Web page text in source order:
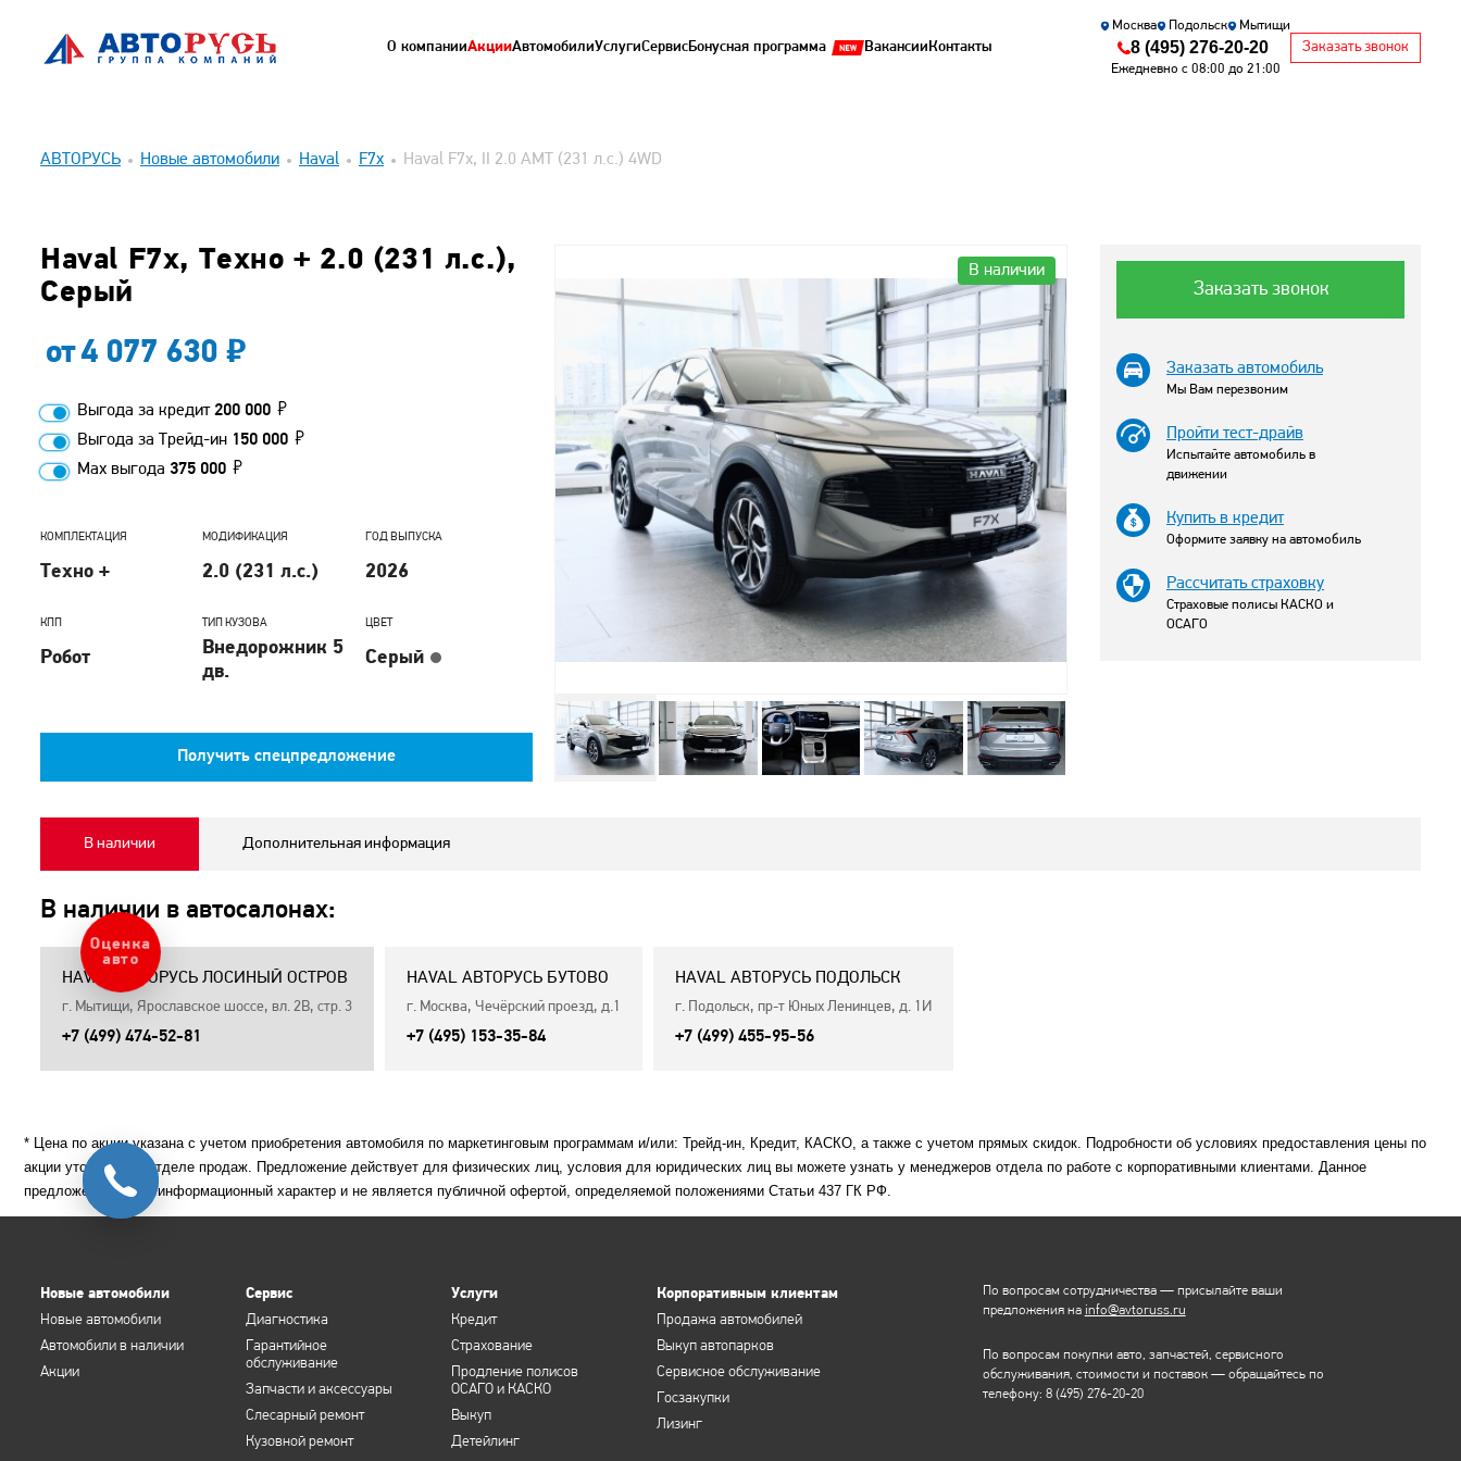
О компанииАкцииАвтомобилиУслугиСервисБонусная программа ВакансииКонтакты
Москва Подольск Мытищи
8 (495) 276-20-20
Ежедневно с 08:00 до 21:00
Заказать звонок
АВТОРУСЬ Новые автомобили Haval F7x Haval F7x, II 2.0 AMT (231 л.с.) 4WD
Haval F7x, Техно + 2.0 (231 л.с.),
Серый
от4 077 630
Выгода за кредит200 000
Выгода за Трейд-ин 150 000
Max выгода 375 000
КОМПЛЕКТАЦИЯ
Техно +
МОДИФИКАЦИЯ
2.0 (231 л.с.)
ГОД ВЫПУСКА
2026
КПП
Робот
ТИП КУЗОВА
Внедорожник 5
дв.
ЦВЕТ
Серый
Получить спецпредложение
В наличии
Заказать звонок
Заказать автомобиль
Мы Вам перезвоним
Пройти тест-драйв
Испытайте автомобиль в
движении
Купить в кредит
Оформите заявку на автомобиль
Рассчитать страховку
Страховые полисы КАСКО и
ОСАГО
В наличии Дополнительная информация
В наличии в автосалонах:
HAVAL АВТОРУСЬ ЛОСИНЫЙ ОСТРОВ
г. Мытищи, Ярославское шоссе, вл. 2В, стр. 3
+7 (499) 474-52-81
HAVAL АВТОРУСЬ БУТОВО
г. Москва, Чечёрский проезд, д.1
+7 (495) 153-35-84
HAVAL АВТОРУСЬ ПОДОЛЬСК
г. Подольск, пр-т Юных Ленинцев, д. 1И
+7 (499) 455-95-56
* Цена по акции указана с учетом приобретения автомобиля по маркетинговым программам и/или: Трейд-ин, Кредит, КАСКО, а также с учетом прямых скидок. Подробности об условиях предоставления цены по
акции уточняйте в отделе продаж. Предложение действует для физических лиц, условия для юридических лиц вы можете узнать у менеджеров отдела по работе с корпоративными клиентами. Данное
предложение носит информационный характер и не является публичной офертой, определяемой положениями Статьи 437 ГК РФ.
Новые автомобили
Новые автомобили
Автомобили в наличии
Акции
Сервис
Диагностика
Гарантийное
обслуживание
Запчасти и аксессуары
Слесарный ремонт
Кузовной ремонт
Услуги
Кредит
Страхование
Продление полисов
ОСАГО и КАСКО
Выкуп
Детейлинг
Корпоративным клиентам
Продажа автомобилей
Выкуп автопарков
Сервисное обслуживание
Госзакупки
Лизинг
По вопросам сотрудничества — присылайте ваши
предложения на info@avtoruss.ru
По вопросам покупки авто, запчастей, сервисного
обслуживания, стоимости и поставок — обращайтесь по
телефону: 8 (495) 276-20-20
Оценка
авто